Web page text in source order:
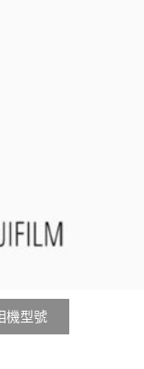
機型號